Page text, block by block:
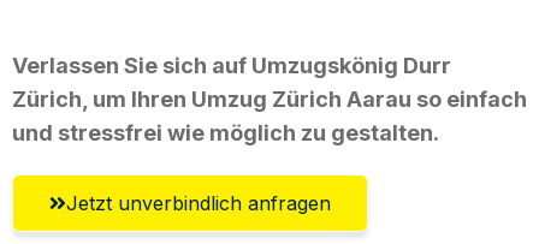
Verlassen Sie sich auf Umzugskönig Durr
Zürich, um Ihren Umzug Zürich Aarau so einfach
und stressfrei wie möglich zu gestalten.
Jetzt unverbindlich anfragen